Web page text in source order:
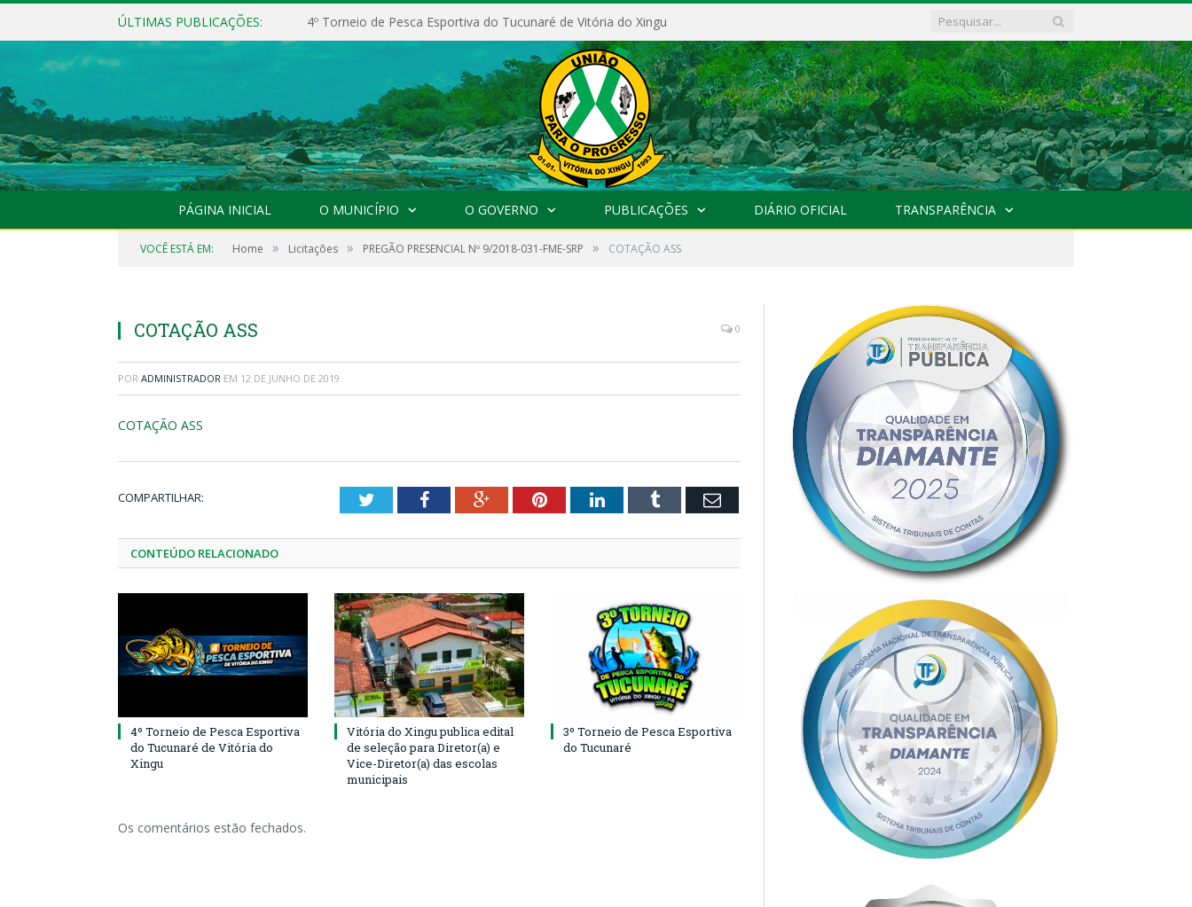
ÚLTIMAS PUBLICAÇÕES: 4º Torneio de Pesca Esportiva do Tucunaré de Vitória do Xingu
PÁGINA INICIAL O MUNICÍPIO O GOVERNO PUBLICAÇÕES DIÁRIO OFICIAL TRANSPARÊNCIA
VOCÊ ESTÁ EM: Home » Licitações » PREGÃO PRESENCIAL Nº 9/2018-031-FME-SRP » COTAÇÃO ASS
COTAÇÃO ASS 0
POR ADMINISTRADOR EM 12 DE JUNHO DE 2019
COTAÇÃO ASS
COMPARTILHAR: TwitterFacebookGoogle+PinterestLinkedInTumblr Email
CONTEÚDO RELACIONADO
4º Torneio de Pesca Esportiva
do Tucunaré de Vitória do
Xingu
Vitória do Xingu publica edital
de seleção para Diretor(a) e
Vice-Diretor(a) das escolas
municipais
3º Torneio de Pesca Esportiva
do Tucunaré
Os comentários estão fechados.